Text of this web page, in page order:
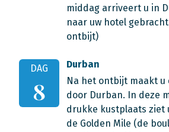
middag arriveert u in
naar uw hotel
ontbijt)
DAG
8
Durban
Na het ontbijt maakt u
door Durban. In deze
drukke kustplaats ziet
de Golden Mile (de